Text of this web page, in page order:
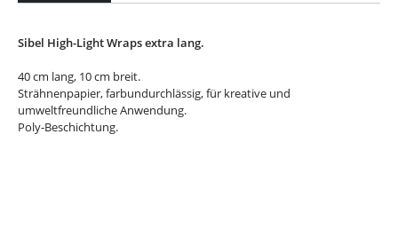
Sibel High-Light Wraps extra lang.
40 cm lang, 10 cm breit.
Strähnenpapier, farbundurchlässig, für kreative und
umweltfreundliche Anwendung.
Poly-Beschichtung.